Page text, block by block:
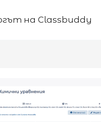
на Classbuddy